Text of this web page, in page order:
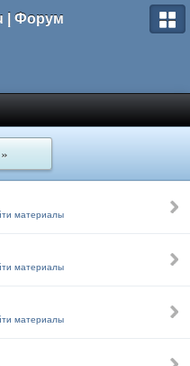
| Форум
материалы
материалы
материалы